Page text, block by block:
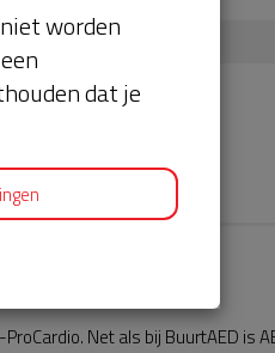
Net als bij BuurtAED is
worden
dat je